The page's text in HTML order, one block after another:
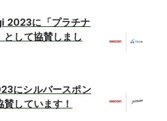
に「プラチナ
として協賛しまし
にシルバースポン
しています！